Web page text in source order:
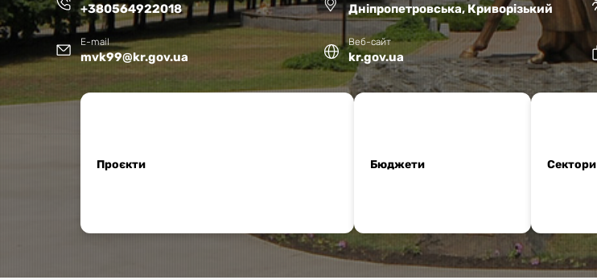
+380564922018 Дніпропетровська, Криворізький
E-mail
mvk99@kr.gov.ua
Веб-сайт
kr.gov.ua
Проєкти Бюджети Сектори